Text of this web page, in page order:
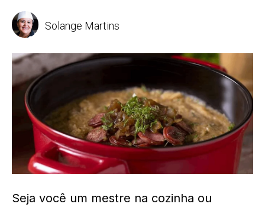
Solange Martins
Seja você um mestre na cozinha ou